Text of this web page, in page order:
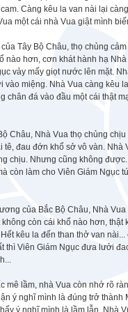
Càng kêu la van nài lại
một cái nhà Vua giật mình
Tây Bộ Châu, thọ chủng
hơn, cơn khát hành hạ
vảy mấy giọt nước lên mặt.
miệng. Nhà Vua càng kêu
chân đá vào đầu một cái thật
Châu, Nhà Vua thọ chủng
đau đớn khổ sở vô vàn.
chịu. Nhưng cũng không
còn làm cho Viên Giám Ngục
của Bắc Bộ Châu, Nhà
còn cái khổ nào hơn,
kêu la đến than thở van
thì Viên Giám Ngục đưa lưởi
mê lầm, nhà Vua còn nhớ rõ
ý nghĩ mình là đúng trở
ý nghĩ mình là lầm lẫn. Nhà